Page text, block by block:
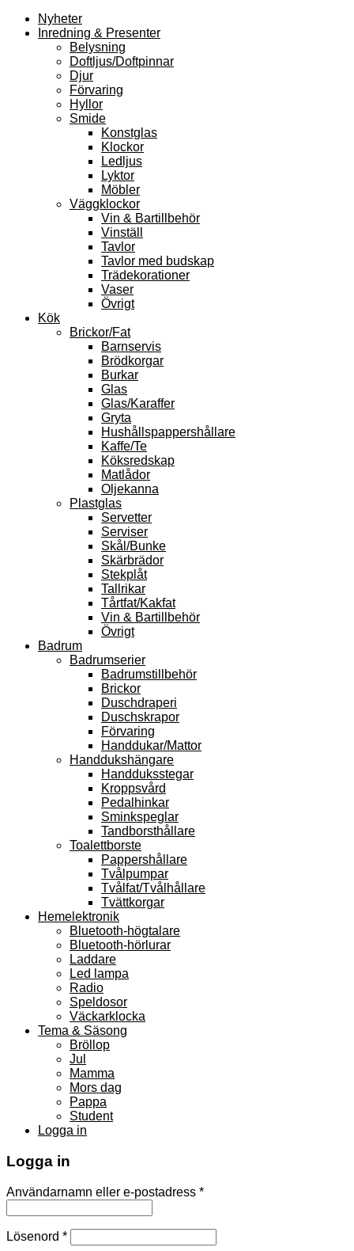
Nyheter
Inredning & Presenter
Belysning
Doftljus/Doftpinnar
Djur
Förvaring
Hyllor
Smide
Konstglas
Klockor
Ledljus
Lyktor
Möbler
Väggklockor
Vin & Bartillbehör
Vinställ
Tavlor
Tavlor med budskap
Trädekorationer
Vaser
Övrigt
Kök
Brickor/Fat
Barnservis
Brödkorgar
Burkar
Glas
Glas/Karaffer
Gryta
Hushållspappershållare
Kaffe/Te
Köksredskap
Matlådor
Oljekanna
Plastglas
Servetter
Serviser
Skål/Bunke
Skärbrädor
Stekplåt
Tallrikar
Tårtfat/Kakfat
Vin & Bartillbehör
Övrigt
Badrum
Badrumserier
Badrumstillbehör
Brickor
Duschdraperi
Duschskrapor
Förvaring
Handdukar/Mattor
Handdukshängare
Handduksstegar
Kroppsvård
Pedalhinkar
Sminkspeglar
Tandborsthållare
Toalettborste
Pappershållare
Tvålpumpar
Tvålfat/Tvålhållare
Tvättkorgar
Hemelektronik
Bluetooth-högtalare
Bluetooth-hörlurar
Laddare
Led lampa
Radio
Speldosor
Väckarklocka
Tema & Säsong
Bröllop
Jul
Mamma
Mors dag
Pappa
Student
Logga in
Logga in
Användarnamn eller e-postadress *
Lösenord *